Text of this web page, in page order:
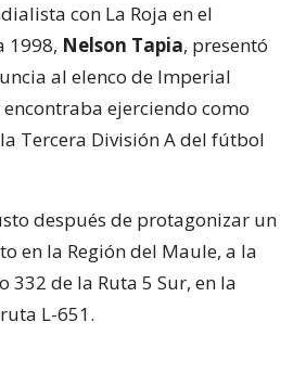
con La Roja en el
1998, Nelson Tapia, presentó
al elenco de Imperial
ejerciendo como
Tercera División A del fútbol
después de protagonizar un
en la Región del Maule, a la
de la Ruta 5 Sur, en la
L-651.